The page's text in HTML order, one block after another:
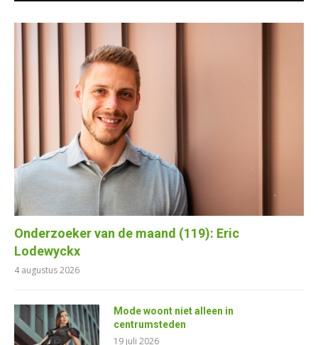
Onderzoeker van de maand (119): Eric
Lodewyckx
4 augustus 2026
Mode woont niet alleen in
centrumsteden
19 juli 2026